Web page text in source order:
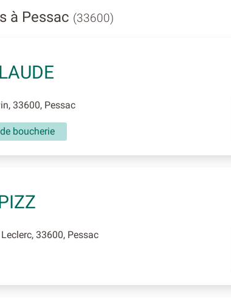
à Pessac (33600)
33600, Pessac
boucherie
33600, Pessac